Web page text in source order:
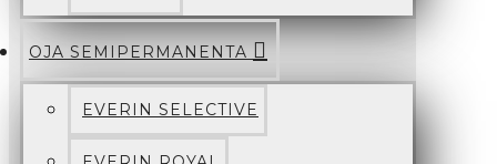
OJA SEMIPERMANENTA
EVERIN SELECTIVE